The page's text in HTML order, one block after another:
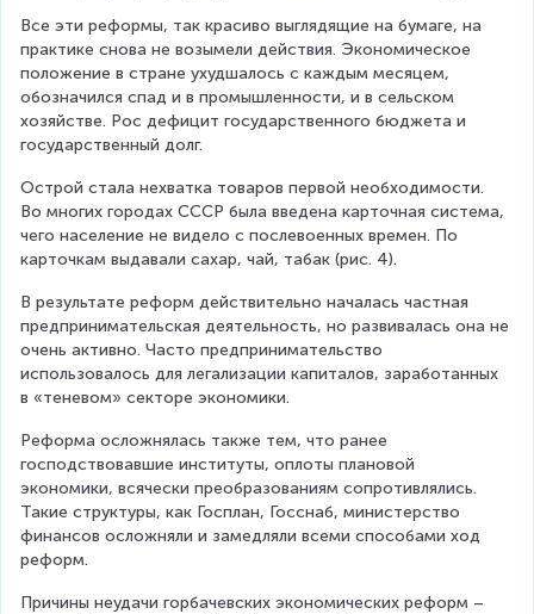
Все эти реформы, так красиво выглядящие на бумаге, на
практике снова не возымели действия. Экономическое
положение в стране ухудшалось с каждым месяцем,
обозначился спад и в промышленности, и в сельском
хозяйстве. Рос дефицит государственного бюджета и
государственный долг.
Острой стала нехватка товаров первой необходимости.
Во многих городах СССР была введена карточная система,
чего население не видело с послевоенных времен. По
карточкам выдавали сахар, чай, табак (рис. 4).
В результате реформ действительно началась частная
предпринимательская деятельность, но развивалась она не
очень активно. Часто предпринимательство
использовалось для легализации капиталов, заработанных
в «теневом» секторе экономики.
Реформа осложнялась также тем, что ранее
господствовавшие институты, оплоты плановой
экономики, всячески преобразованиям сопротивлялись.
Такие структуры, как Госплан, Госснаб, министерство
финансов осложняли и замедляли всеми способами ход
реформ.
Причины неудачи горбачевских экономических реформ –